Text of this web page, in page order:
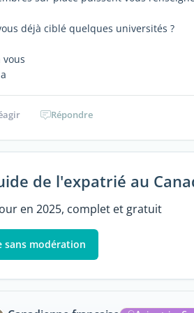
déjà ciblé quelques universités ?
vous
Répondre
de l'expatrié au
en 2025, complet et gratuit
sans modération